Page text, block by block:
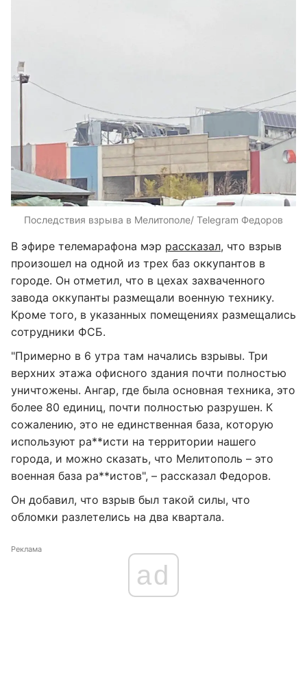
Последствия взрыва в Мелитополе/ Telegram Федоров
В эфире телемарафона мэр рассказал, что взрыв
произошел на одной из трех баз оккупантов в
городе. Он отметил, что в цехах захваченного
завода оккупанты размещали военную технику.
Кроме того, в указанных помещениях размещались
сотрудники ФСБ.
"Примерно в 6 утра там начались взрывы. Три
верхних этажа офисного здания почти полностью
уничтожены. Ангар, где была основная техника, это
более 80 единиц, почти полностью разрушен. К
сожалению, это не единственная база, которую
используют ра**исти на территории нашего
города, и можно сказать, что Мелитополь – это
военная база ра**истов", – рассказал Федоров.
Он добавил, что взрыв был такой силы, что
обломки разлетелись на два квартала.
Реклама
ad